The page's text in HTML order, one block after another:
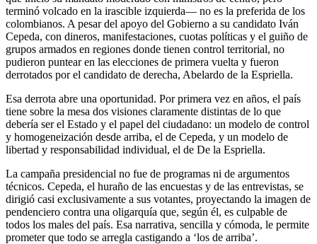
terminó volcado en la irascible izquierda— no es la preferida de los
colombianos. A pesar del apoyo del Gobierno a su candidato Iván
Cepeda, con dineros, manifestaciones, cuotas políticas y el guiño de
grupos armados en regiones donde tienen control territorial, no
pudieron puntear en las elecciones de primera vuelta y fueron
derrotados por el candidato de derecha, Abelardo de la Espriella.
Esa derrota abre una oportunidad. Por primera vez en años, el país
tiene sobre la mesa dos visiones claramente distintas de lo que
debería ser el Estado y el papel del ciudadano: un modelo de control
y homogeneización desde arriba, el de Cepeda, y un modelo de
libertad y responsabilidad individual, el de De la Espriella.
La campaña presidencial no fue de programas ni de argumentos
técnicos. Cepeda, el huraño de las encuestas y de las entrevistas, se
dirigió casi exclusivamente a sus votantes, proyectando la imagen de
pendenciero contra una oligarquía que, según él, es culpable de
todos los males del país. Esa narrativa, sencilla y cómoda, le permite
prometer que todo se arregla castigando a ‘los de arriba’.